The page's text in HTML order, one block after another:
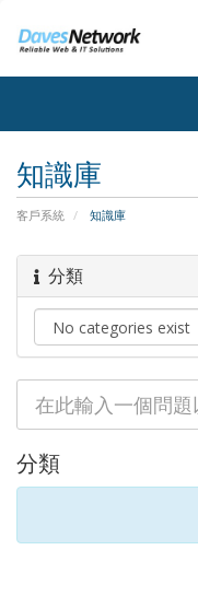
知識庫
客戶系統 知識庫
分類
分類